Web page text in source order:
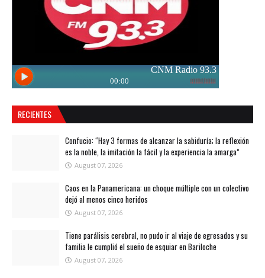
RECIENTES
Confucio: “Hay 3 formas de alcanzar la sabiduría; la reflexión
es la noble, la imitación la fácil y la experiencia la amarga”
August 07, 2026
Caos en la Panamericana: un choque múltiple con un colectivo
dejó al menos cinco heridos
August 07, 2026
Tiene parálisis cerebral, no pudo ir al viaje de egresados y su
familia le cumplió el sueño de esquiar en Bariloche
August 07, 2026